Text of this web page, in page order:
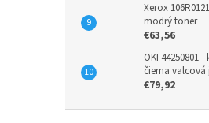
Xerox
modrý toner
€63,56
OKI 44250801
čierna
€79,92